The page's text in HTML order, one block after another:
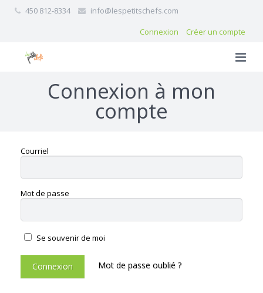
450 812-8334
info@lespetitschefs.com
Connexion
Créer un compte
Connexion à mon
compte
Courriel
Mot de passe
Se souvenir de moi
Connexion Mot de passe oublié ?